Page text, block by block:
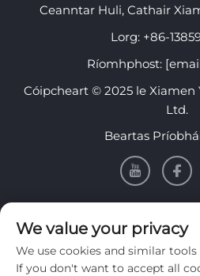
Ceanntar Huli, Cathair
Lorg: +86-
Ríomhphost:
Cóipcheart © 2025 le Xiamen
Ltd.
Beartas
EOLAS
Cláraigh lenár nuachtlitir
We value your privacy
We use cookies and similar
If you don't want to accept all